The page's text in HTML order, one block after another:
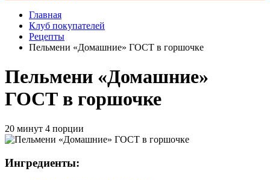
Главная
Клуб покупателей
Рецепты
Пельмени «Домашние» ГОСТ в горшочке
Пельмени «Домашние»
ГОСТ в горшочке
20 минут 4 порции
Ингредиенты: